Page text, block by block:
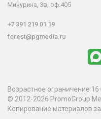
Мичурина, 3в, оф.405
+7 391 219 01 19
forest@pgmedia.ru
Возрастное ограничение
© 2012-2026 PromoGroup
Копирование материалов